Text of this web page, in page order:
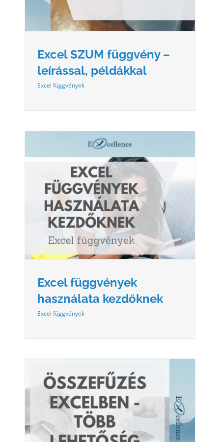
Excel SZUM függvény –
leírással, példákkal
Excel függvények
Excel függvények
használata kezdőknek
Excel függvények